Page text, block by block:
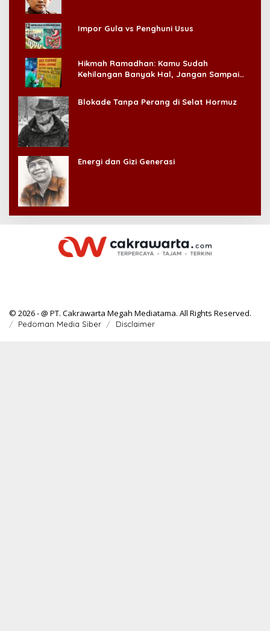
Impor Gula vs Penghuni Usus
Hikmah Ramadhan: Kamu Sudah
Kehilangan Banyak Hal, Jangan Sampai
Blokade Tanpa Perang di Selat Hormuz
Energi dan Gizi Generasi
© 2026 - @ PT. Cakrawarta Megah Mediatama. All Rights Reserved.
Pedoman Media Siber Disclaimer